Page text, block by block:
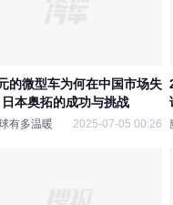
的微型车为何在中国市场失
本奥拓的成功与挑战
有多温暖 2025-07-05 00:26